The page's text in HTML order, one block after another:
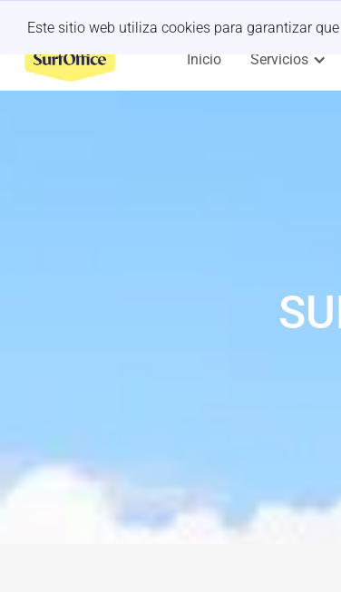
Este sitio web utiliza cookies para garantizar
Inicio Servicios